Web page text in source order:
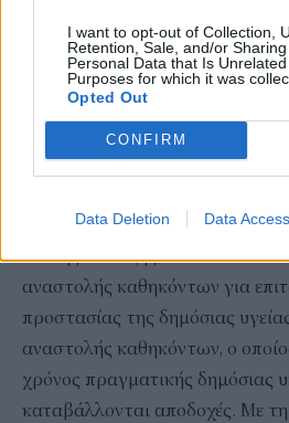
I want to opt-out of Collection,
Retention, Sale, and/or
Personal Data that Is
Purposes for which it was
Opted Out
CONFIRM
Data Deletion Data Access
περίπτωση μη τήρησης της
επέρχονται οι ακόλουθες
α) Ειδικώς στην περίπτωση
και 2 σε φορείς του δημοσίου
της περ. (α) της παρ. 1 του
επιβάλλεται, κατά παρέκκλιση
ειδικής διάταξης, το ειδικό
αναστολής καθηκόντων για
προστασίας της δημόσιας
αναστολής καθηκόντων, ο
χρόνος πραγματικής δημόσιας
καταβάλλονται αποδοχές. Με